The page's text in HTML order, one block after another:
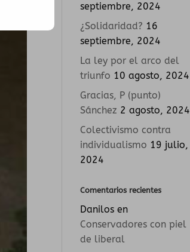
septiembre, 2024
¿Solidaridad? 16
septiembre, 2024
La ley por el arco del
triunfo 10 agosto, 2024
Gracias, P (punto)
Sánchez 2 agosto, 2024
Colectivismo contra
individualismo 19 julio,
2024
Comentarios recientes
Danilos en
Conservadores con piel
de liberal